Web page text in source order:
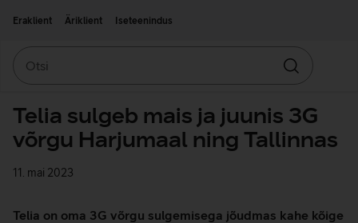
Eraklient
Äriklient Iseteenindus
Otsin
Telia sulgeb mais ja juunis 3G
võrgu Harjumaal ning Tallinnas
11. mai 2023
Telia on oma 3G võrgu sulgemisega jõudmas kahe kõige